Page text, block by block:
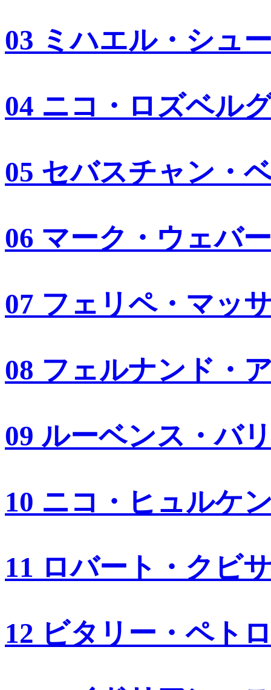
03 ミハエル・シュ
04 ニコ・ロズベル
05 セバスチャン・
06 マーク・ウェバー
07 フェリペ・マッ
08 フェルナンド・
09 ルーベンス・バ
10 ニコ・ヒュルケ
11 ロバート・クビ
12 ビタリー・ペト